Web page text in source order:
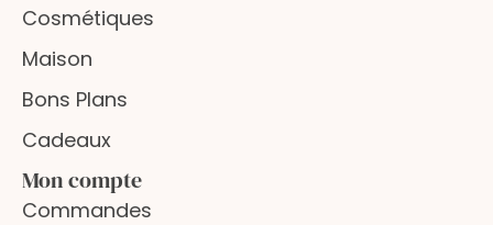
Cosmétiques
Maison
Bons Plans
Cadeaux
Mon compte
Commandes